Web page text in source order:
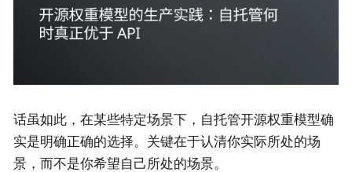
话虽如此，在某些特定场景下，自托管开源权重模型确
实是明确正确的选择。关键在于认清你实际所处的场
景，而不是你希望自己所处的场景。